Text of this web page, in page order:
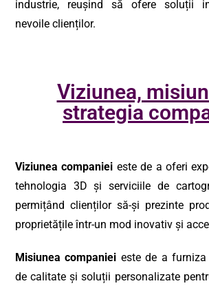
industrie, reușind să ofere soluții
nevoile clienților.
Viziunea,
strategia
Viziunea companiei este de a oferi
tehnologia 3D și serviciile de
permițând clienților să-și prezinte
proprietățile într-un mod inovativ și
Misiunea companiei este de a
de calitate și soluții personalizate